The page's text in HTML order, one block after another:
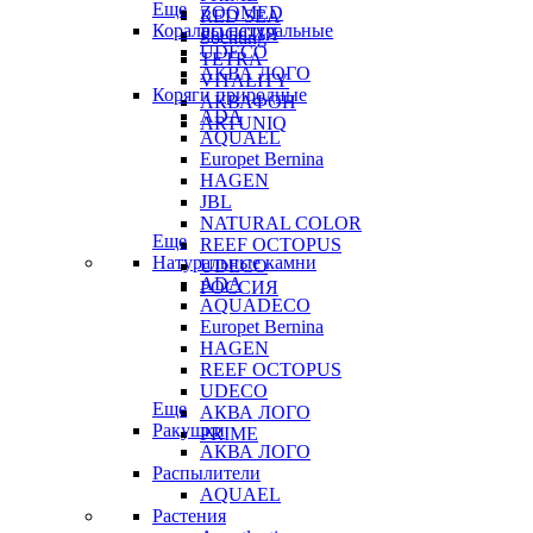
RED SEA
Sochting
TETRA
VITALITY
АКВАФОН
ARTUNIQ
ZOOMED
РОССИЯ
Еще
Кораллы натуральные
UDECO
АКВА ЛОГО
Коряги природные
ADA
AQUAEL
Europet Bernina
HAGEN
JBL
NATURAL COLOR
REEF OCTOPUS
UDECO
РОССИЯ
Еще
Натуральные камни
ADA
AQUADECO
Europet Bernina
HAGEN
REEF OCTOPUS
UDECO
АКВА ЛОГО
PRIME
Еще
Ракушки
АКВА ЛОГО
Распылители
AQUAEL
Растения